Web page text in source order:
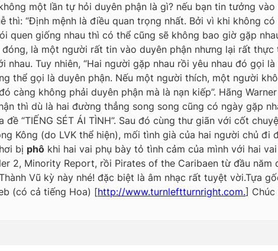
một lần tự hỏi duyên phận là gì? nếu bạn tin tưởng
thì: “Định mệnh là điều quan trọng nhất. Bởi vì khi không
quen giống nhau thì có thể cũng sẽ không bao giờ gặp
đóng, là một người rất tin vào duyên phận nhưng lại rất
nhau. Tuy nhiên, “Hai người gặp nhau rồi yêu nhau đó gọi
thể gọi là duyên phận. Nếu một người thích, một người
càng không phải duyên phận mà là nạn kiếp”. Hãng
thì dù là hai đường thẳng song song cũng có ngày gặp
đề “TIẾNG SÉT ÁI TÌNH”. Sau đó cùng thư giãn với cốt
Kông (do LVK thể hiện), mối tình già của hai người chủ
bị phô khi hai vai phụ bày tỏ tình cảm của mình với hai
2, Minority Report, rồi Pirates of the Caribaen từ đầu
Vũ kỳ này nhé! đặc biệt là âm nhạc rất tuyệt vời.Tựa
(có cả tiếng Hoa) [http://www.turnleftturnright.com.] Chúc